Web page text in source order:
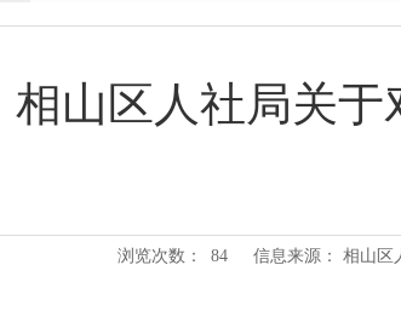
相山区人社局关
浏览次数： 84 信息来源： 相山区